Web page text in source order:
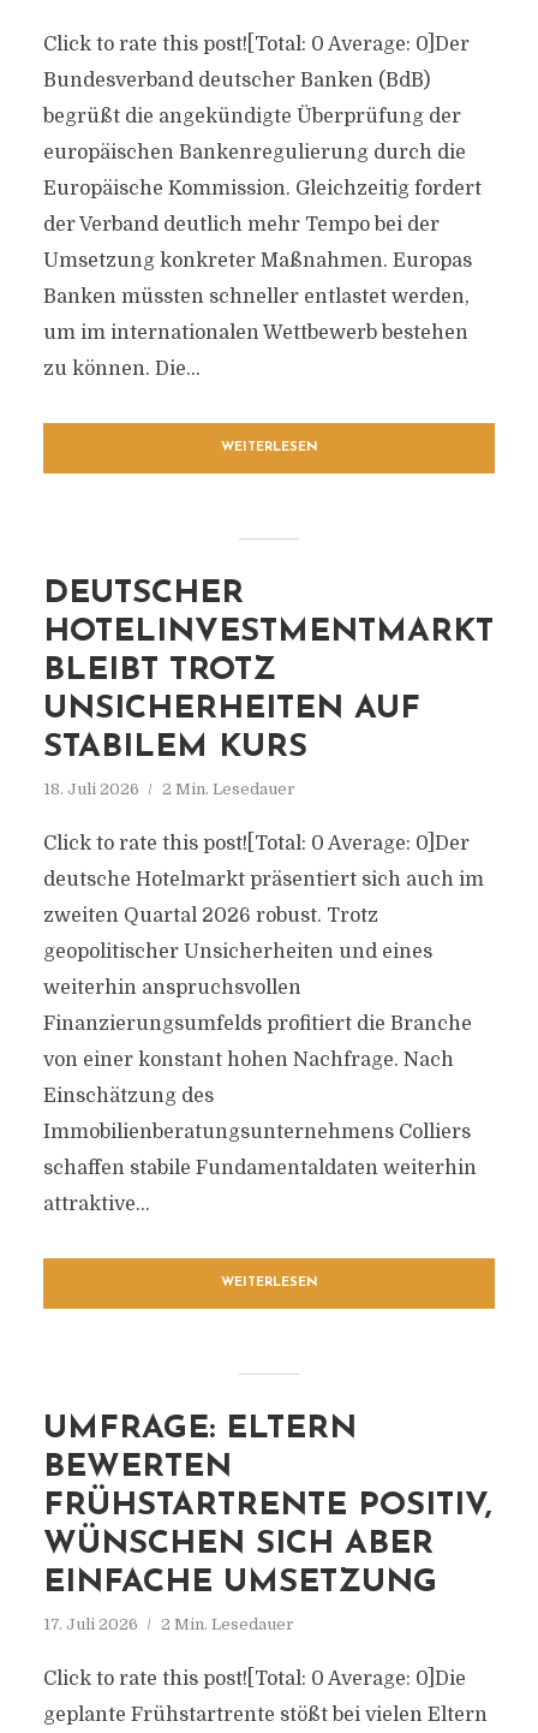
Click to rate this post![Total: 0 Average: 0]Der
Bundesverband deutscher Banken (BdB)
begrüßt die angekündigte Überprüfung der
europäischen Bankenregulierung durch die
Europäische Kommission. Gleichzeitig fordert
der Verband deutlich mehr Tempo bei der
Umsetzung konkreter Maßnahmen. Europas
Banken müssten schneller entlastet werden,
um im internationalen Wettbewerb bestehen
zu können. Die...
WEITERLESEN
DEUTSCHER
HOTELINVESTMENTMARKT
BLEIBT TROTZ
UNSICHERHEITEN AUF
STABILEM KURS
18. Juli 2026 2 Min. Lesedauer
Click to rate this post![Total: 0 Average: 0]Der
deutsche Hotelmarkt präsentiert sich auch im
zweiten Quartal 2026 robust. Trotz
geopolitischer Unsicherheiten und eines
weiterhin anspruchsvollen
Finanzierungsumfelds profitiert die Branche
von einer konstant hohen Nachfrage. Nach
Einschätzung des
Immobilienberatungsunternehmens Colliers
schaffen stabile Fundamentaldaten weiterhin
attraktive...
WEITERLESEN
UMFRAGE: ELTERN
BEWERTEN
FRÜHSTARTRENTE POSITIV,
WÜNSCHEN SICH ABER
EINFACHE UMSETZUNG
17. Juli 2026 2 Min. Lesedauer
Click to rate this post![Total: 0 Average: 0]Die
geplante Frühstartrente stößt bei vielen Eltern